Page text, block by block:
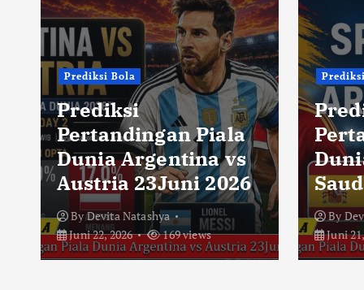
Prediksi Bola
Prediksi
Pertandingan Piala
Dunia Argentina vs
Austria 23Juni 2026
ByDevita Natashya
Juni 22, 2026
169 views
By
Juni